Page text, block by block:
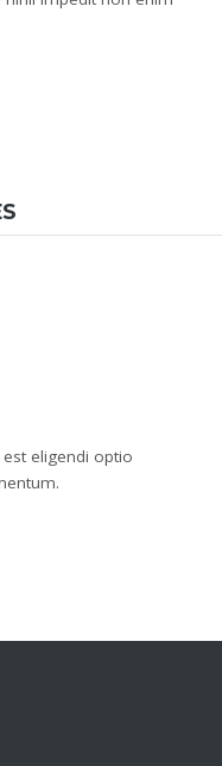
eligendi optio